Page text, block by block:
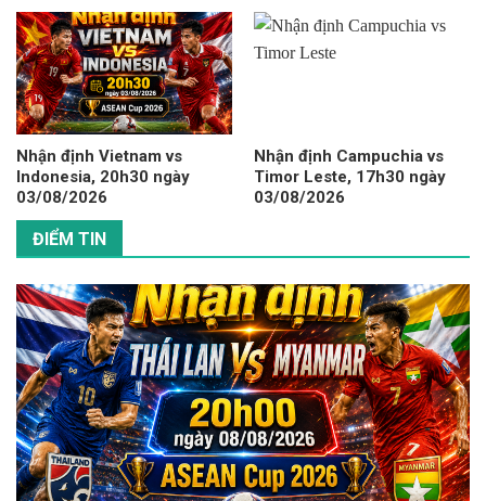
Nhận định Vietnam vs
Indonesia, 20h30 ngày
03/08/2026
Nhận định Campuchia vs
Timor Leste, 17h30 ngày
03/08/2026
ĐIỂM TIN